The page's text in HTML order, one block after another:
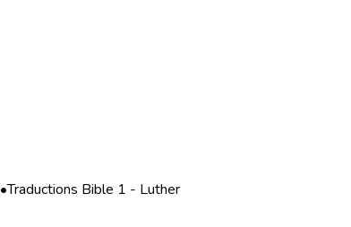
•Traductions Bible 1 - Luther